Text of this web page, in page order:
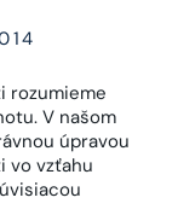
rozumieme
V našom
úpravou
vo vzťahu